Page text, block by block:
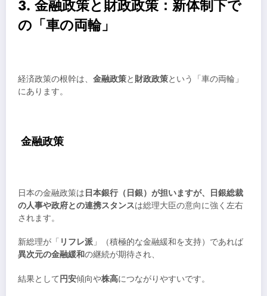
3. 金融政策と財政政策：新体制下で
の「車の両輪」
経済政策の根幹は、 金融政策と財政政策という「車の両輪」
にあります。
金融政策
日本の金融政策は 日本銀行（日銀）が担いますが、日銀総裁
の人事や政府との連携スタンスは総理大臣の意向に強く左右
されます。
新総理が「 リフレ派」（積極的な金融緩和を支持）であれば
異次元の金融緩和の継続が期待され、
結果として円安傾向や株高につながりやすいです。